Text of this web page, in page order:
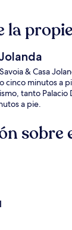
la
& Casa
cinco minutos a
tanto Palacio
a pie.
sobre